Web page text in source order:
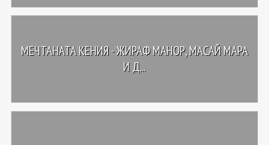
МЕЧТАНАТА КЕНИЯ - ЖИРАФ МАНОР, МАСАЙ МАРА
И Д...